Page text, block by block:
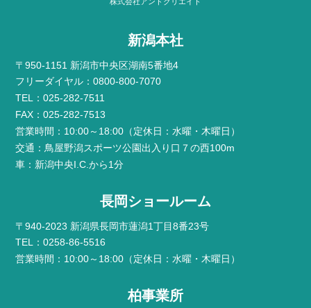
新潟本社
〒950-1151 新潟市中央区湖南5番地4
フリーダイヤル：0800-800-7070
TEL：025-282-7511
FAX：025-282-7513
営業時間：10:00～18:00（定休日：水曜・木曜日）
交通：鳥屋野潟スポーツ公園出入り口７の西100m
車：新潟中央I.C.から1分
長岡ショールーム
〒940-2023 新潟県長岡市蓮潟1丁目8番23号
TEL：0258-86-5516
営業時間：10:00～18:00（定休日：水曜・木曜日）
柏事業所